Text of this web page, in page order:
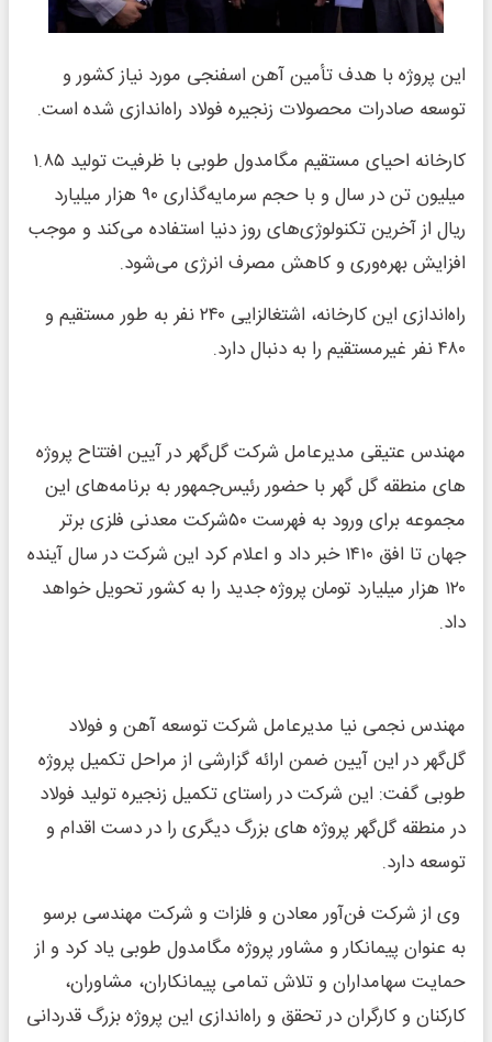
این پروژه با هدف تأمین آهن اسفنجی مورد نیاز کشور و
توسعه صادرات محصولات زنجیره فولاد راه‌اندازی شده است.
کارخانه احیای مستقیم مگامدول طوبی با ظرفیت تولید ۱.۸۵
میلیون تن در سال و با حجم سرمایه‌گذاری ۹۰ هزار میلیارد
ریال از آخرین تکنولوژی‌های روز دنیا استفاده می‌کند و موجب
افزایش بهره‌وری و کاهش مصرف انرژی می‌شود.
راه‌اندازی این کارخانه، اشتغالزایی ۲۴۰ نفر به طور مستقیم و
۴۸۰ نفر غیرمستقیم را به دنبال دارد.
مهندس عتیقی مدیرعامل شرکت گل‌گهر در آیین افتتاح پروژه
های منطقه گل گهر با حضور رئیس‌جمهور به برنامه‌های این
مجموعه برای ورود به فهرست ۵۰شرکت معدنی فلزی برتر
جهان تا افق ۱۴۱۰ خبر داد و اعلام کرد این شرکت در سال آینده
۱۲۰ هزار میلیارد تومان پروژه جدید را به کشور تحویل خواهد
داد.
مهندس نجمی نیا مدیرعامل شرکت توسعه آهن و فولاد
گل‌گهر در این آیین ضمن ارائه گزارشی از مراحل تکمیل پروژه
طوبی گفت: این شرکت در راستای تکمیل زنجیره تولید فولاد
در منطقه گل‌گهر پروژه های بزرگ دیگری را در دست اقدام و
توسعه دارد.
وی از شرکت فن‌آور معادن و فلزات و شرکت مهندسی برسو
به عنوان پیمانکار و مشاور پروژه مگامدول طوبی یاد کرد و از
حمایت سهامداران و تلاش تمامی پیمانکاران، مشاوران،
کارکنان و کارگران در تحقق و راه‌اندازی این پروژه بزرگ قدردانی